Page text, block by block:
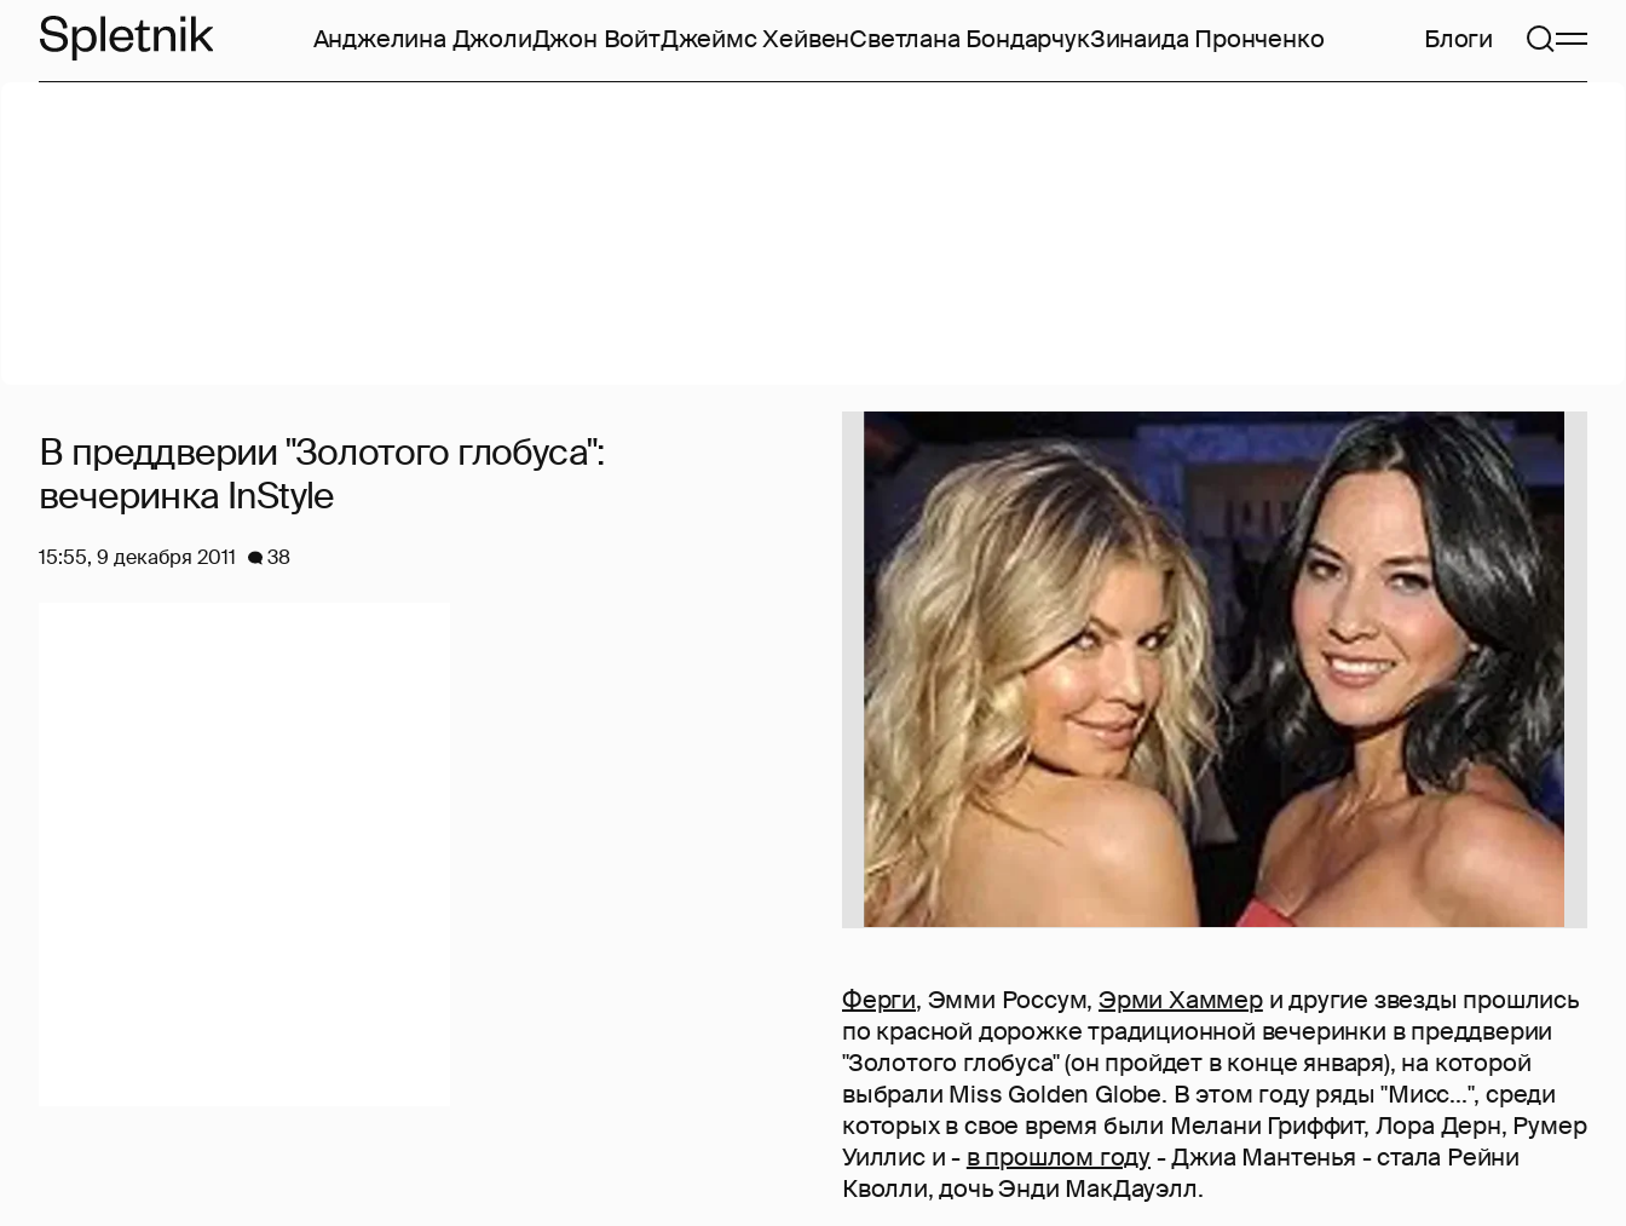
Анджелина ДжолиДжон ВойтДжеймс ХейвенСветлана БондарчукЗинаида Пронченко Блоги
Ферги, Эмми Россум,Эрми Хаммери другие звезды прошлись
по красной дорожке традиционной вечеринки в преддверии
"Золотого глобуса" (он пройдет в конце января), на которой
выбрали Miss Golden Globe. В этом году ряды "Мисс...", среди
которых в свое время были Мелани Гриффит, Лора Дерн, Румер
Уиллис и - в прошлом году- Джиа Мантенья - стала Рейни
Кволли, дочь Энди МакДауэлл.
В преддверии "Золотого глобуса":
вечеринка InStyle
15:55, 9 декабря 2011 38